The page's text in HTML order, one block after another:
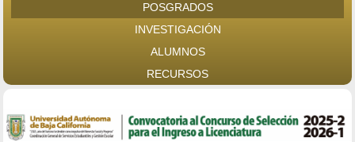
POSGRADOS
INVESTIGACIÓN
ALUMNOS
RECURSOS